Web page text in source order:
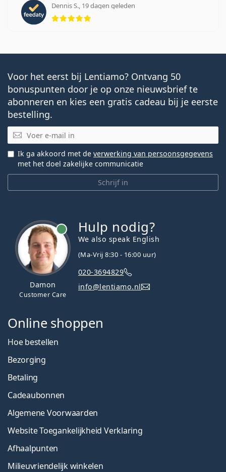
Dennis S., 19 dagen geleden
Beoordeling 5 van 5
Voor het eerst bij Lentiamo? Ontvang 50
bonuspunten door je op onze nieuwsbrief te
abonneren en kies een gratis cadeau bij je eerste
bestelling.
E-mail
Schrijf in
Ik ga akkoord met de verwerking van persoonsgegevens
met het doel zakelijke communicatie
Damon
Customer Care
Hulp nodig?
We also speak English
(Ma-Vrij 8:30 - 16:00 uur)
020-3694829
info@lentiamo.nl
Online shoppen
Hoe bestellen
Bezorging
Betaling
Cadeaubonnen
Algemene Voorwaarden
Website Toegankelijkheid Verklaring
Afhaalpunten
Milieuvriendelijk winkelen